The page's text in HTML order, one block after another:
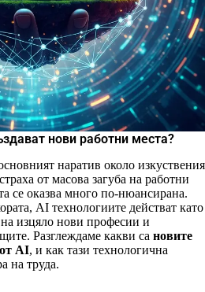
нови работни места?
наратив около изкуствения
от масова загуба на работни
се оказва много по-нюансирана.
AI технологиите действат като
на изцяло нови професии и
Разглеждаме какви са новите
AI, и как тази технологична
на труда.